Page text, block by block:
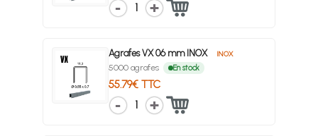
1
Agrafes VX 06 mm INOX INOX
5000 agrafes En stock
55.79€ TTC
1